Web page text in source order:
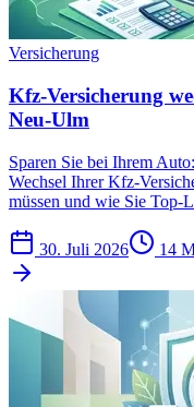
Versicherung
Kfz-Versicherung
Neu-Ulm
Sparen Sie bei Ihrem
Wechsel Ihrer Kfz-
müssen und wie Sie Top-
30. Juli 2026 14